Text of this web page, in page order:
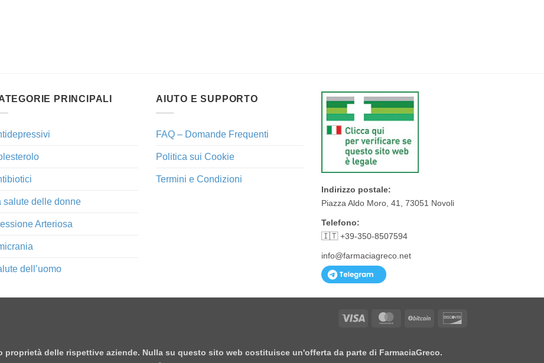
PRINCIPALI
salute delle donne
Arteriosa
dell’uomo
AIUTO E SUPPORTO
FAQ – Domande Frequenti
Politica sui Cookie
Termini e Condizioni
Indirizzo postale:
Piazza Aldo Moro, 41, 73051 Novoli
Telefono:
🇮🇹 +39-350-8507594
info@farmaciagreco.net
Visa MasterCardBitCoin
delle rispettive aziende. Nulla su questo sito web costituisce un'offerta da parte di FarmaciaGreco.